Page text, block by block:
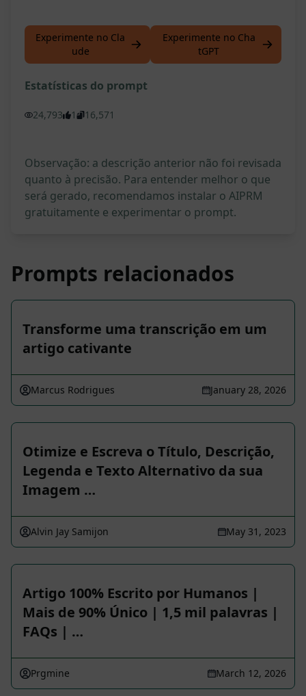
Experimente no Cla
ude
Experimente no Cha
tGPT
Estatísticas do prompt
24,793 1 16,571
Observação: a descrição anterior não foi revisada
quanto à precisão. Para entender melhor o que
será gerado, recomendamos instalar o AIPRM
gratuitamente e experimentar o prompt.
Prompts relacionados
Transforme uma transcrição em um
artigo cativante
Marcus Rodrigues January 28, 2026
Otimize e Escreva o Título, Descrição,
Legenda e Texto Alternativo da sua
Imagem …
Alvin Jay Samijon May 31, 2023
Artigo 100% Escrito por Humanos |
Mais de 90% Único | 1,5 mil palavras |
FAQs | …
Prgmine March 12, 2026